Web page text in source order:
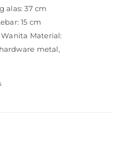
alas: 37 cm
15 cm
Material:
metal,